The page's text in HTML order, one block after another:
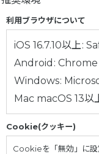
利用ブラウザについて
iOS 16.7.10以上:
Android : Chrome
Windows:
Mac macOS 13以
Cookie(クッキー)
Cookieを「無効」に